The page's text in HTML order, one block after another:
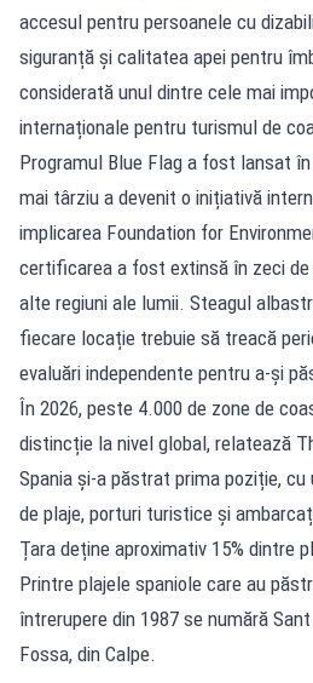
accesul pentru persoanele cu
siguranță și calitatea apei pentru
considerată unul dintre cele mai
internaționale pentru turismul de
Programul Blue Flag a fost lansat
mai târziu a devenit o inițiativă
implicarea Foundation for
certificarea a fost extinsă în zeci
alte regiuni ale lumii. Steagul
fiecare locație trebuie să treacă
evaluări independente pentru a-și
În 2026, peste 4.000 de zone de
distincție la nivel global, relatează
Spania și-a păstrat prima poziție, cu
de plaje, porturi turistice și
Țara deține aproximativ 15% dintre
Printre plajele spaniole care au
întrerupere din 1987 se numără
Fossa, din Calpe.